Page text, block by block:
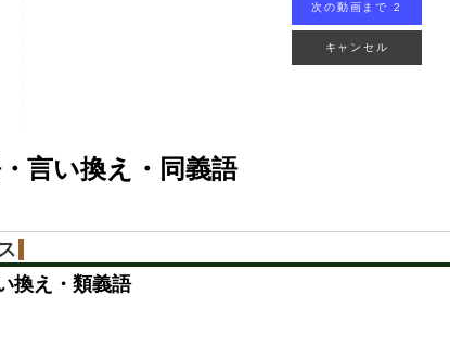
次の動画まで 2
キャンセル
言い換え・同義語
換え・類義語